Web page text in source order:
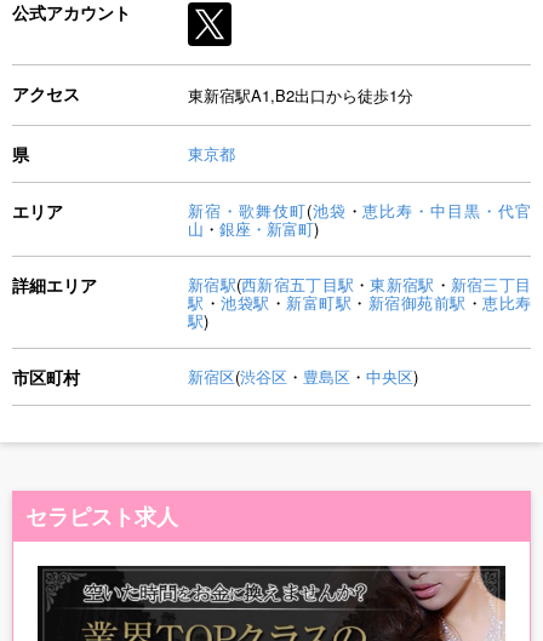
公式アカウント
アクセス 東新宿駅A1,B2出口から徒歩1分
県 東京都
エリア 新宿・歌舞伎町(池袋 ・恵比寿・中目黒・代官
山 ・ 銀座・新富町)
詳細エリア 新宿駅(西新宿五丁目駅 ・東新宿駅 ・ 新宿三丁目
駅 ・ 池袋駅 ・ 新富町駅 ・ 新宿御苑前駅 ・ 恵比寿
駅)
市区町村 新宿区(渋谷区 ・ 豊島区 ・ 中央区)
セラピスト求人